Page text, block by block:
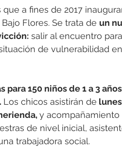
a fines de 2017
Flores. Se trata de un
salir al encuentro
de vulnerabilidad
para 150 niños de 1 a 3 años
. Los chicos asistirán de
y
de nivel inicial,
trabajadora social.